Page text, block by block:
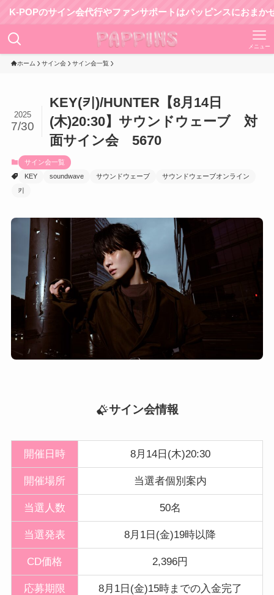
のサイン会代行やファンサポートはパッピンスにおまかせ！
メニュー
ホーム サイン会 サイン会一覧
KEY(키)/HUNTER【8月14日
(木)20:30】サウンドウェーブ 対
面サイン会 5670
2025
7/30
サイン会一覧
KEY
soundwave サウンドウェーブ
サウンドウェーブオンライン
키
サイン会情報
開催日時 8月14日(木)20:30
開催場所 当選者個別案内
当選人数 50名
当選発表 8月1日(金)19時以降
CD価格 2,396円
応募期限 8月1日(金)15時までの入金完了